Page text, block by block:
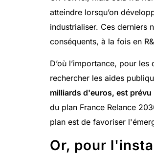
atteindre lorsqu’on
industrialiser. Ces derniers
conséquents, à la fois en
D’où l’importance, pour
rechercher les aides
milliards d'euros, est prévu
du plan France Relance
plan est de favoriser
Or, pour